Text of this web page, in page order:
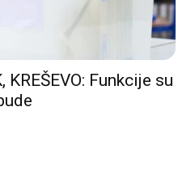
KREŠEVO: Funkcije su